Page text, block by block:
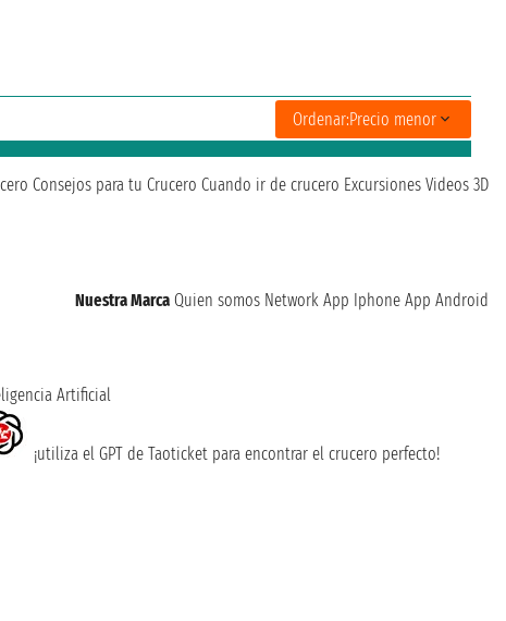
Ordenar:Precio menor
Consejos para tu Crucero Cuando ir de crucero Excursiones Videos 3D
Nuestra Marca Quien somos Network App Iphone App Android
Artificial
¡utiliza el GPT de Taoticket para encontrar el crucero perfecto!